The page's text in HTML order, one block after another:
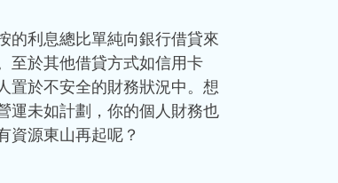
的利息總比單純向銀行借貸來
至於其他借貸方式如信用卡
置於不安全的財務狀況中。想
運未如計劃，你的個人財務也
資源東山再起呢？